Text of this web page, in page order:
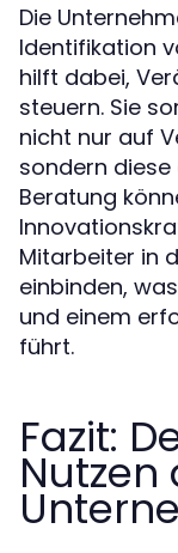
Die
Identifikation
hilft dabei,
steuern. Sie
nicht nur auf
sondern
Beratung
Mitarbeiter in
einbinden,
und einem
führt.
Fazit:
Nutzen